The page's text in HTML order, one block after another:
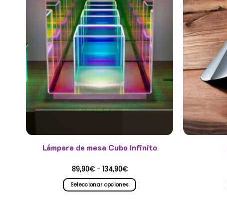
Lámpara de mesa Cubo Infinito
89,90€ - 134,90€Rango
precios:
desde
89,90€
Seleccionar opciones